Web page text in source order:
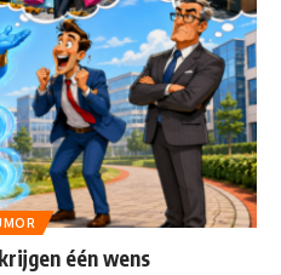
één wens